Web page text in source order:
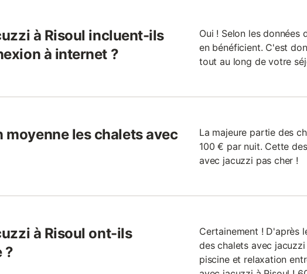
à Risoul incluent-ils
à internet ?
Oui ! Selon les données
en bénéficient. C'est
tout au long de votre
moyenne les chalets avec
La majeure partie des
100 € par nuit. Cette
avec jacuzzi pas cher !
à Risoul ont-ils
?
Certainement ! D'après
des chalets avec
piscine et relaxation